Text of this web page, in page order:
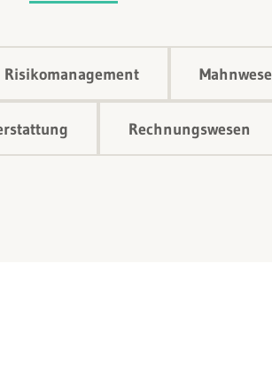
Risikomanagement
Rechnungswesen